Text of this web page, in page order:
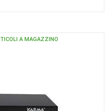
A MAGAZZINO